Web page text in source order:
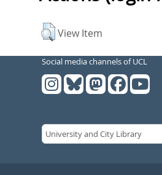
View Item
Social media channels of UCL